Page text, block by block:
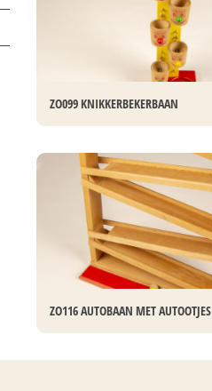
ZO099 KNIKKERBEKERBAAN
ZO116 AUTOBAAN MET AUTOOTJES